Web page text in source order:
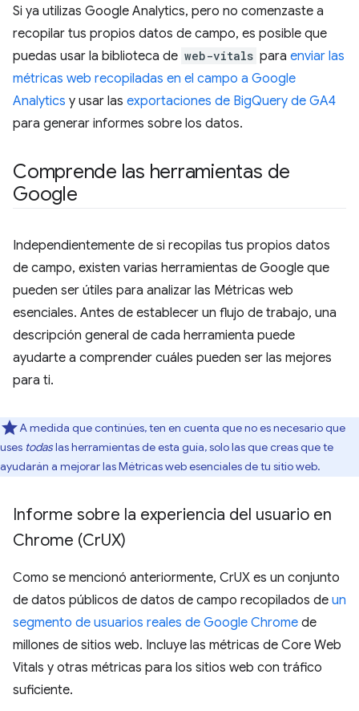
Si ya utilizas Google Analytics, pero no comenzaste a
recopilar tus propios datos de campo, es posible que
puedas usar la biblioteca de web-vitals para enviar las
métricas web recopiladas en el campo a Google
Analytics y usar las exportaciones de BigQuery de GA4
para generar informes sobre los datos.
Comprende las herramientas de
Google
Independientemente de si recopilas tus propios datos
de campo, existen varias herramientas de Google que
pueden ser útiles para analizar las Métricas web
esenciales. Antes de establecer un flujo de trabajo, una
descripción general de cada herramienta puede
ayudarte a comprender cuáles pueden ser las mejores
para ti.
A medida que continúes, ten en cuenta que no es necesario que
uses todaslas herramientas de esta guía, solo las que creas que te
ayudarán a mejorar las Métricas web esenciales de tu sitio web.
Informe sobre la experiencia del usuario en
Chrome (CrUX)
Como se mencionó anteriormente, CrUX es un conjunto
de datos públicos de datos de campo recopilados de un
segmento de usuarios reales de Google Chrome de
millones de sitios web. Incluye las métricas de Core Web
Vitals y otras métricas para los sitios web con tráfico
suficiente.